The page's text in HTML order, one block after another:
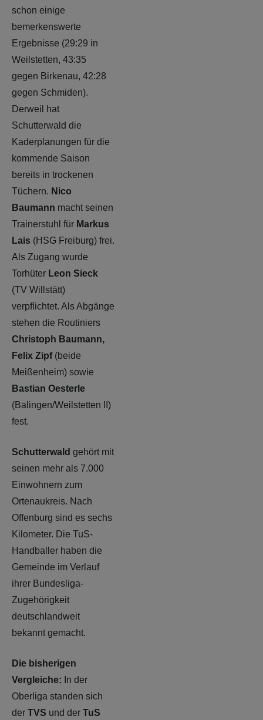
schon einige
bemerkenswerte
Ergebnisse (29:29 in
Weilstetten, 43:35
gegen Birkenau, 42:28
gegen Schmiden).
Derweil hat
Schutterwald die
Kaderplanungen für die
kommende Saison
bereits in trockenen
Tüchern. Nico
Baumann macht seinen
Trainerstuhl für Markus
Lais (HSG Freiburg) frei.
Als Zugang wurde
Torhüter Leon Sieck
(TV Willstätt)
verpflichtet. Als Abgänge
stehen die Routiniers
Christoph Baumann,
Felix Zipf(beide
Meißenheim) sowie
Bastian Oesterle
(Balingen/Weilstetten II)
fest.
Schutterwald gehört mit
seinen mehr als 7.000
Einwohnern zum
Ortenaukreis. Nach
Offenburg sind es sechs
Kilometer. Die TuS-
Handballer haben die
Gemeinde im Verlauf
ihrer Bundesliga-
Zugehörigkeit
deutschlandweit
bekannt gemacht.
Die bisherigen
Vergleiche: In der
Oberliga standen sich
der TVS und der TuS